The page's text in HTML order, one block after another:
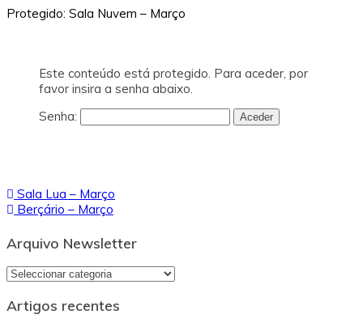
Protegido: Sala Nuvem – Março
Este conteúdo está protegido. Para aceder, por
favor insira a senha abaixo.
Senha:
Navegação
de
artigos
Sala Lua – Março
Berçário – Março
Arquivo Newsletter
Arquivo
Artigos recentes